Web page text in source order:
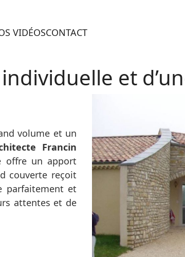
VIDÉOSCONTACT
et
volume et un
Francin
offre un apport
couverte reçoit
parfaitement et
attentes et de